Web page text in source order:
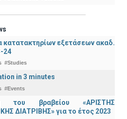
κατατακτηρίων εξετάσεων ακαδ.
24
#Studies
in 3 minutes
#Events
του βραβείου «ΑΡΙΣΤΗΣ
ΔΙΑΤΡΙΒΗΣ» για το έτος 2023